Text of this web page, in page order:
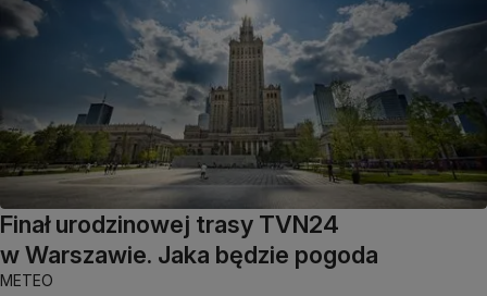
Finał urodzinowej trasy TVN24
w Warszawie. Jaka będzie pogoda
METEO